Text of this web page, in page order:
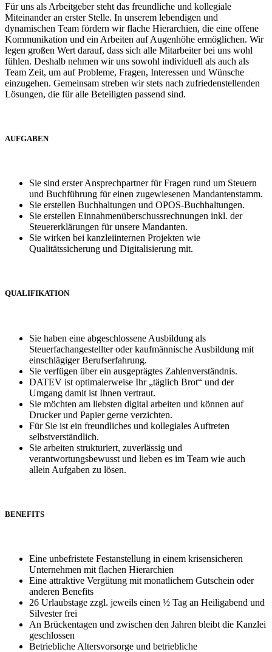
Für uns als Arbeitgeber steht das freundliche und kollegiale
Miteinander an erster Stelle. In unserem lebendigen und
dynamischen Team fördern wir flache Hierarchien, die eine offene
Kommunikation und ein Arbeiten auf Augenhöhe ermöglichen. Wir
legen großen Wert darauf, dass sich alle Mitarbeiter bei uns wohl
fühlen. Deshalb nehmen wir uns sowohl individuell als auch als
Team Zeit, um auf Probleme, Fragen, Interessen und Wünsche
einzugehen. Gemeinsam streben wir stets nach zufriedenstellenden
Lösungen, die für alle Beteiligten passend sind.
AUFGABEN
Sie sind erster Ansprechpartner für Fragen rund um Steuern
und Buchführung für einen zugewiesenen Mandantenstamm.
Sie erstellen Buchhaltungen und OPOS-Buchhaltungen.
Sie erstellen Einnahmenüberschussrechnungen inkl. der
Steuererklärungen für unsere Mandanten.
Sie wirken bei kanzleiinternen Projekten wie
Qualitätssicherung und Digitalisierung mit.
QUALIFIKATION
Sie haben eine abgeschlossene Ausbildung als
Steuerfachangestellter oder kaufmännische Ausbildung mit
einschlägiger Berufserfahrung.
Sie verfügen über ein ausgeprägtes Zahlenverständnis.
DATEV ist optimalerweise Ihr „täglich Brot“ und der
Umgang damit ist Ihnen vertraut.
Sie möchten am liebsten digital arbeiten und können auf
Drucker und Papier gerne verzichten.
Für Sie ist ein freundliches und kollegiales Auftreten
selbstverständlich.
Sie arbeiten strukturiert, zuverlässig und
verantwortungsbewusst und lieben es im Team wie auch
allein Aufgaben zu lösen.
BENEFITS
Eine unbefristete Festanstellung in einem krisensicheren
Unternehmen mit flachen Hierarchien
Eine attraktive Vergütung mit monatlichem Gutschein oder
anderen Benefits
26 Urlaubstage zzgl. jeweils einen ½ Tag an Heiligabend und
Silvester frei
An Brückentagen und zwischen den Jahren bleibt die Kanzlei
geschlossen
Betriebliche Altersvorsorge und betriebliche